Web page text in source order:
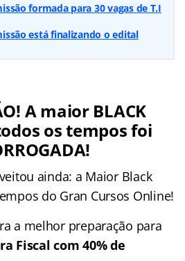
formada para 30 vagas de T.I
está finalizando o edital
A maior BLACK
os tempos foi
ainda: a Maior Black
do Gran Cursos Online!
a melhor preparação para
Fiscal com 40% de